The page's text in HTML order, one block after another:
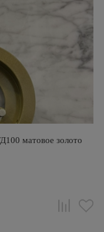
матовое золото